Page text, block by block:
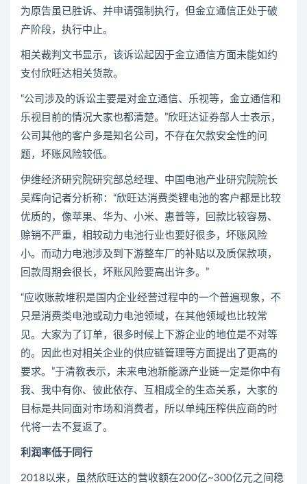
为原告虽已胜诉、并申请强制执行，但金立通信正处于破
产阶段，执行中止。
相关裁判文书显示，该诉讼起因于金立通信方面未能如约
支付欣旺达相关货款。
“公司涉及的诉讼主要是对金立通信、乐视等，金立通信和
乐视目前的情况大家也都清楚。”欣旺达证券部人士表示，
公司其他的客户多是知名公司，不存在欠款安全性的问
题，坏账风险较低。
伊维经济研究院研究部总经理、中国电池产业研究院院长
吴辉向记者分析称：“欣旺达消费类锂电池的客户都是比较
优质的，像苹果、华为、小米、惠普等，回款比较容易、
赊销不严重，相较动力电池行业也要好很多，坏账风险
小。而动力电池涉及到下游整车厂的补贴以及质保款项，
回款周期会很长，坏账风险要高出许多。”
“应收账款堆积是国内企业经营过程中的一个普遍现象，不
只是消费类电池或动力电池领域，在其他领域也比较常
见。大家为了订单，很多时候上下游企业的地位是不对等
的。因此也对相关企业的供应链管理等方面提出了更高的
要求。”于清教表示，未来电池新能源产业链一定是你中有
我、我中有你、彼此依存、互相成全的生态关系，大家的
目标是共同面对市场和消费者，所以单纯压榨供应商的时
代将一去不复返了。
利润率低于同行
2018以来，虽然欣旺达的营收额在200亿~300亿元之间稳